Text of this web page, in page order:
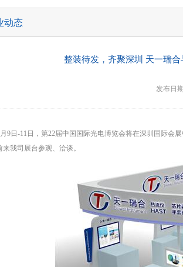
动态
整装待发，齐聚深圳 天一瑞
发布日
9日-11日，第22届中国国际光电博览会将在深圳国际会
我司展台参观、洽谈。